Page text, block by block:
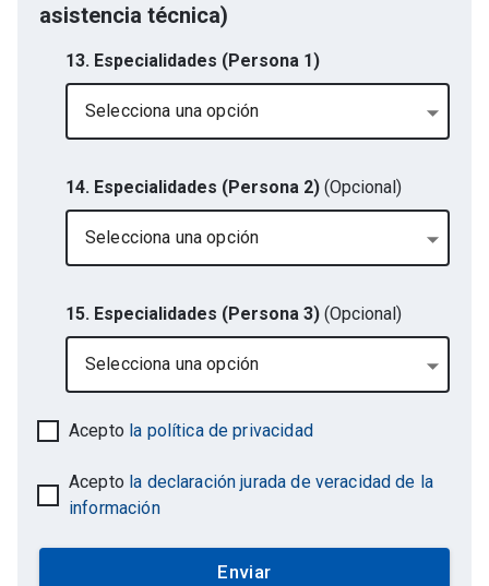
asistencia técnica)
13. Especialidades (Persona 1)
Selecciona una opción
14. Especialidades (Persona 2) (Opcional)
Selecciona una opción
15. Especialidades (Persona 3) (Opcional)
Selecciona una opción
Acepto la política de privacidad
Acepto la declaración jurada de veracidad de la
información
Enviar